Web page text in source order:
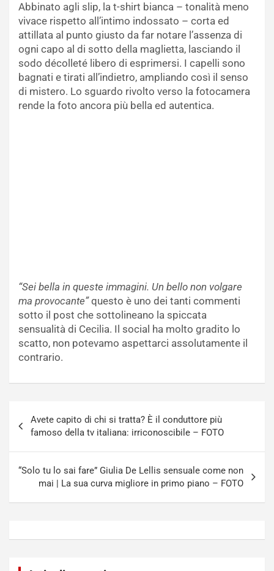
Abbinato agli slip, la t-shirt bianca – tonalità meno
vivace rispetto all’intimo indossato – corta ed
attillata al punto giusto da far notare l’assenza di
ogni capo al di sotto della maglietta, lasciando il
sodo décolleté libero di esprimersi. I capelli sono
bagnati e tirati all’indietro, ampliando così il senso
di mistero. Lo sguardo rivolto verso la fotocamera
rende la foto ancora più bella ed autentica.
“Sei bella in queste immagini. Un bello non volgare
ma provocante”questo è uno dei tanti commenti
sotto il post che sottolineano la spiccata
sensualità di Cecilia. Il social ha molto gradito lo
scatto, non potevamo aspettarci assolutamente il
contrario.
articoli
Avete capito di chi si tratta? È il conduttore più
famoso della tv italiana: irriconoscibile – FOTO
“Solo tu lo sai fare” Giulia De Lellis sensuale come non
mai | La sua curva migliore in primo piano – FOTO